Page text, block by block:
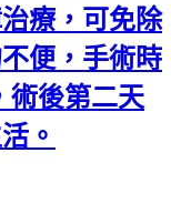
療，可免除
便，手術時
術後第二天
。